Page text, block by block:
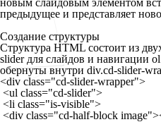
предыдущее и представляет
Создание структуры
Структура HTML состоит из
sliderдля слайдов и навигации
обернуты внутри div.cd-slider-
<div class="cd-slider-wrapper">
<ul class="cd-slider">
<li class="is-visible">
<div class="cd-half-block